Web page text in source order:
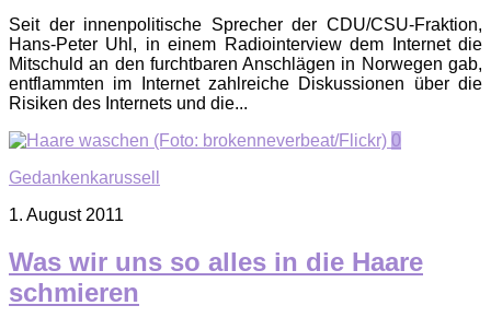
Seit der innenpolitische Sprecher der CDU/CSU-Fraktion,
Hans-Peter Uhl, in einem Radiointerview dem Internet die
Mitschuld an den furchtbaren Anschlägen in Norwegen gab,
entflammten im Internet zahlreiche Diskussionen über die
Risiken des Internets und die...
0
Gedankenkarussell
1. August 2011
Was wir uns so alles in die Haare
schmieren